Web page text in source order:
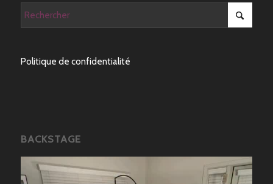
Politique de confidentialité
BACKSTAGE